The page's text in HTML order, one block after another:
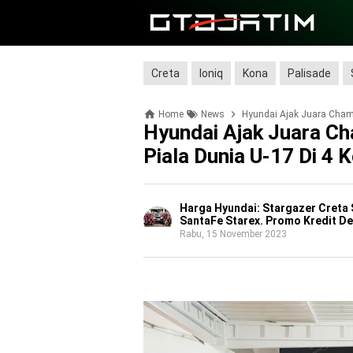
Creta Ioniq Kona Palisade
Home News Hyundai Ajak Juara
Hyundai Ajak Juara
Piala Dunia U-17 Di 4
Harga Hyundai: Stargazer
SantaFe Starex. Promo Kredit
Rabu, 15 November 2023